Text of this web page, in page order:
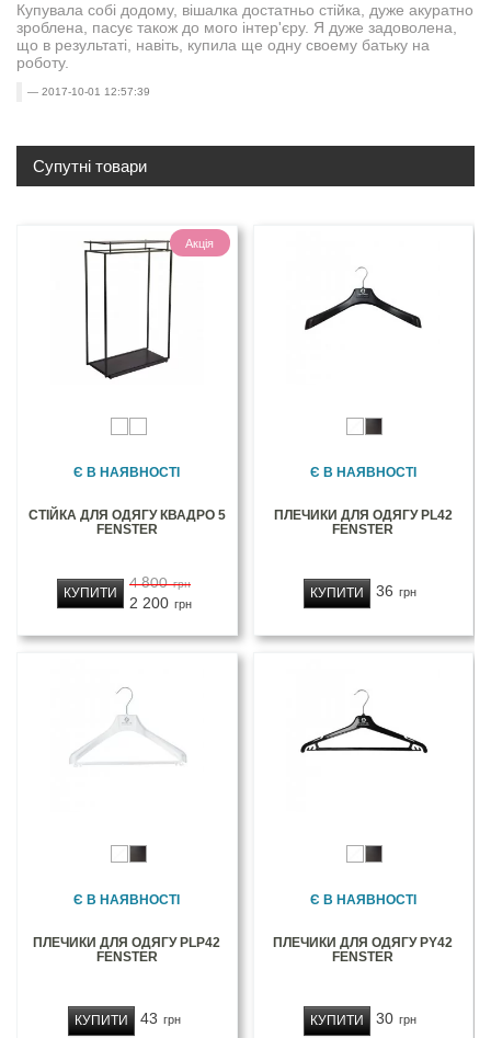
Купувала собі додому, вішалка достатньо стійка, дуже акуратно
зроблена, пасує також до мого інтер'єру. Я дуже задоволена,
що в результаті, навіть, купила ще одну своему батьку на
роботу.
2017-10-01 12:57:39
Супутні товари
Акція
Є В НАЯВНОСТІ
СТІЙКА ДЛЯ ОДЯГУ КВАДРО 5
FENSTER
4 800 грн
2 200 грн
КУПИТИ
Є В НАЯВНОСТІ
ПЛЕЧИКИ ДЛЯ ОДЯГУ PL42
FENSTER
36 грн
КУПИТИ
Є В НАЯВНОСТІ
ПЛЕЧИКИ ДЛЯ ОДЯГУ PLP42
FENSTER
43 грн
КУПИТИ
Є В НАЯВНОСТІ
ПЛЕЧИКИ ДЛЯ ОДЯГУ PY42
FENSTER
30 грн
КУПИТИ